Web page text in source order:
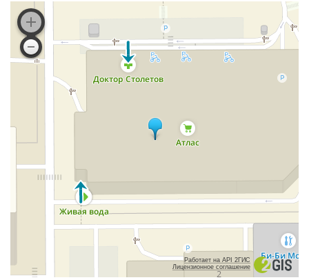
Работает на API 2ГИС
Лицензионное соглашение